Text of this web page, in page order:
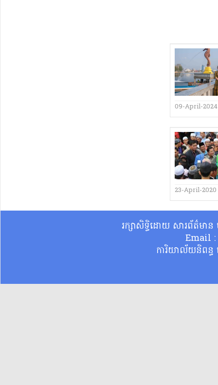
09-April-2024
23-April-2020
រក្សាសិទ្ធិដោយ សារព័ត៌មា
Email
ការិយាល័យនិពន្ធ